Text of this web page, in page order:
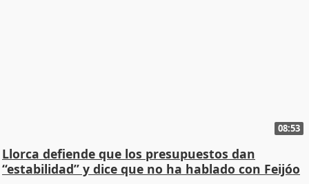
08:53
Llorca defiende que los presupuestos dan
“estabilidad” y dice que no ha hablado con Feijóo